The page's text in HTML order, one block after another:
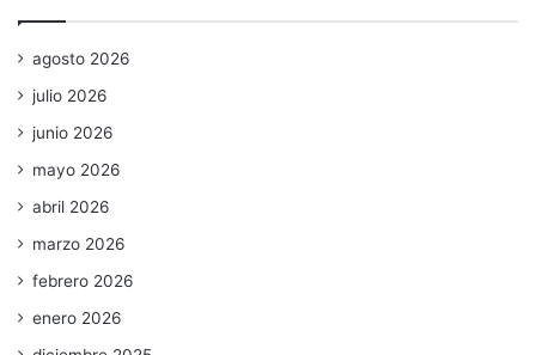
agosto 2026
julio 2026
junio 2026
mayo 2026
abril 2026
marzo 2026
febrero 2026
enero 2026